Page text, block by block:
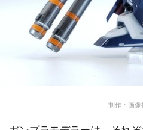
制作・画